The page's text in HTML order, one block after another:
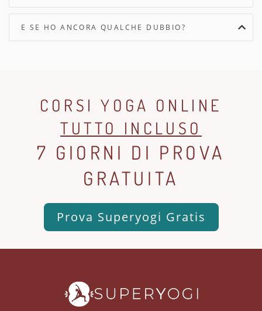
E SE HO ANCORA QUALCHE DUBBIO?
CORSI YOGA ONLINE
TUTTO INCLUSO
7 GIORNI DI PROVA
GRATUITA
Prova Superyogi Gratis